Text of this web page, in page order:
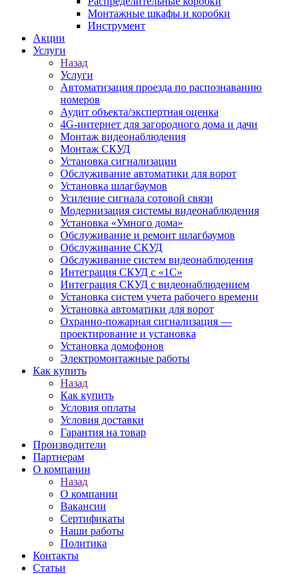
Монтажные шкафы и коробки
Инструмент
Акции
Услуги
Назад
Услуги
Автоматизация проезда по распознаванию
номеров
Аудит объекта/экспертная оценка
4G-интернет для загородного дома и дачи
Монтаж видеонаблюдения
Монтаж СКУД
Установка сигнализации
Обслуживание автоматики для ворот
Установка шлагбаумов
Усиление сигнала сотовой связи
Модернизация системы видеонаблюдения
Установка «Умного дома»
Обслуживание и ремонт шлагбаумов
Обслуживание СКУД
Обслуживание систем видеонаблюдения
Интеграция СКУД с «1С»
Интеграция СКУД с видеонаблюдением
Установка систем учета рабочего времени
Установка автоматики для ворот
Охранно-пожарная сигнализация —
проектирование и установка
Установка домофонов
Электромонтажные работы
Как купить
Назад
Как купить
Условия оплаты
Условия доставки
Гарантия на товар
Производители
Партнерам
О компании
Назад
О компании
Вакансии
Сертификаты
Наши работы
Политика
Контакты
Статьи